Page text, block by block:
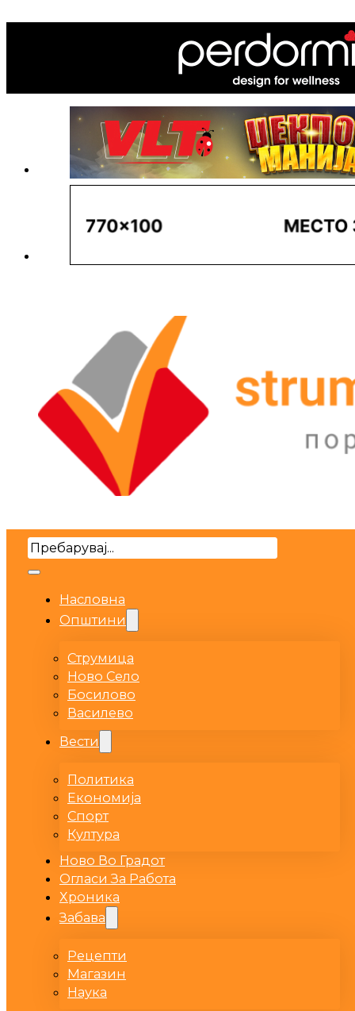
Search
Насловна
Општини
Струмица
Ново Село
Босилово
Василево
Вести
Политика
Економија
Спорт
Култура
Ново Во Градот
Огласи За Работа
Хроника
Забава
Рецепти
Магазин
Наука